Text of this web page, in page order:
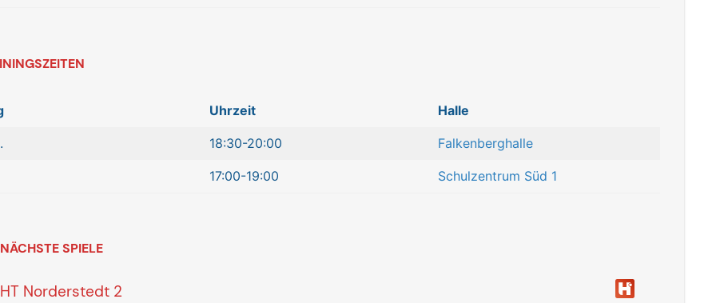
Uhrzeit Halle
18:30-20:00 Falkenberghalle
17:00-19:00 Schulzentrum Süd 1
NÄCHSTE SPIELE
HT Norderstedt 2